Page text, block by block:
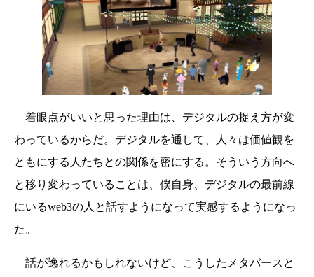
着眼点がいいと思った理由は、デジタルの捉え方が変
わっているからだ。デジタルを通して、人々は価値観を
ともにする人たちとの関係を密にする。そういう方向へ
と移り変わっていることは、僕自身、デジタルの最前線
にいるweb3の人と話すようになって実感するようになっ
た。
話が逸れるかもしれないけど、こうしたメタバースと